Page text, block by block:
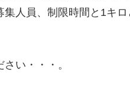
集人員、制限時間と1キ
い・・・。